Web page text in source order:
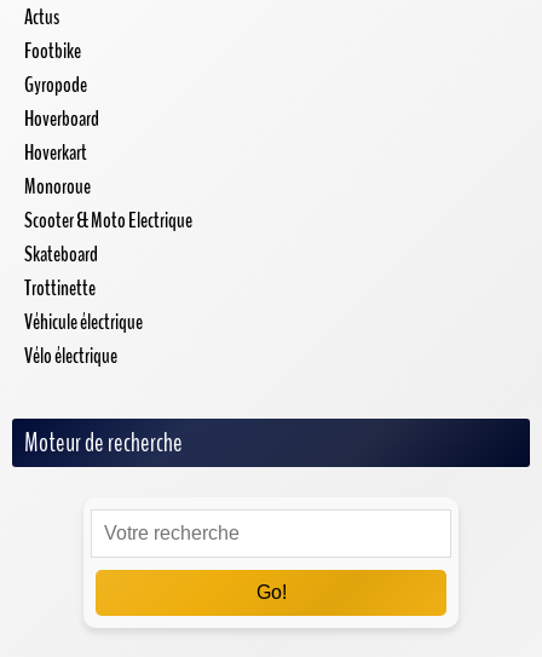
Actus
Footbike
Gyropode
Hoverboard
Hoverkart
Monoroue
Scooter & Moto Electrique
Skateboard
Trottinette
Véhicule électrique
Vélo électrique
Moteur de recherche
Go!